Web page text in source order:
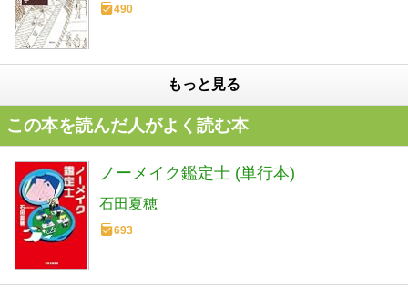
490
もっと見る
この本を読んだ人がよく読む本
ノーメイク鑑定士 (単行本)
石田夏穂
693